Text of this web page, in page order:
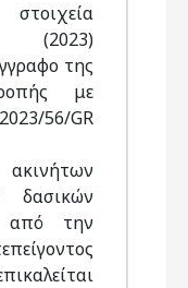
(2023)
της
με
56/GR
δασικών
από την